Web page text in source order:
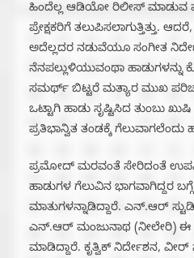
ಹಿಂದೆಲ್ಲ ಆಡಿಯೋ ರಿಲೀಸ್ ಮಾಡುವ
ಪ್ರೇಕ್ಷಕರಿಗೆ ತಲುಪಿಸಲಾಗುತ್ತಿತ್ತು.
ಅದೆಲ್ಲದರ ನಡುವೆಯೂ ಸಂಗೀತ
ನೆನಪಲ್ಲುಳಿಯುವಂಥಾ ಹಾಡುಗಳನ್ನು
ಸಮರ್ಥ್ ಬಿಟ್ಟರೆ ಮತ್ಯಾರ ಮುಖ
ಒಟ್ಟಾಗಿ ಹಾಡು ಸೃಷ್ಟಿಸಿದ ತುಂಬು
ಪ್ರತಿಭಾನ್ವಿತ ತಂಡಕ್ಕೆ ಗೆಲುವಾಗಲೆಂದು
ಪ್ರಮೋದ್ ಮರವಂತೆ ಸೇರಿದಂತೆ
ಹಾಡುಗಳ ಗೆಲುವಿನ ಭಾಗವಾಗಿದ್ದರ
ಮಾತುಗಳನ್ನಾಡಿದ್ದಾರೆ. ಎನ್.ಆರ್
ಎನ್.ಆರ್ ಮಂಜುನಾಥ (ನೀಲೇರಿ) ಈ
ಮಾಡಿದ್ದಾರೆ. ಕೃತ್ವಿಕ್ ನಿರ್ದೇಶನ,